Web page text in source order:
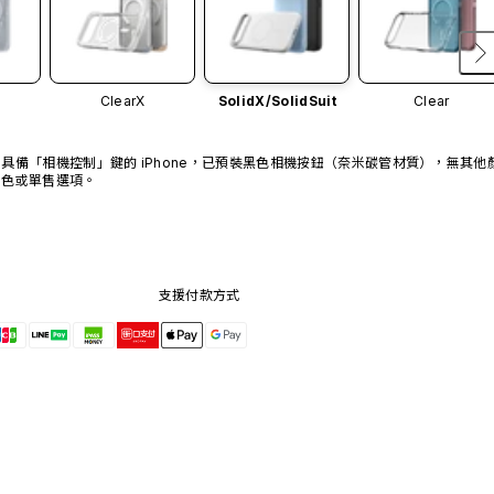
ClearX SolidX/SolidSuit Clear
具備「相機控制」鍵的 iPhone，已預裝黑色相機按鈕（奈米碳管材質），無其他
色或單售選項。
支援付款方式